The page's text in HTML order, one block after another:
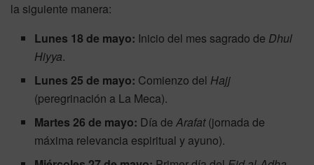
la siguiente manera:
Lunes 18 de mayo: Inicio del mes sagrado de Dhul
Hiyya.
Lunes 25 de mayo: Comienzo del Hajj
(peregrinación a La Meca).
Martes 26 de mayo: Día deArafat(jornada de
máxima relevancia espiritual y ayuno).